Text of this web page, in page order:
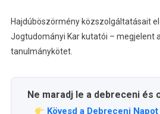
Hajdúböszörmény közszolgáltatásait
Jogtudományi Kar kutatói – megjelent
tanulmánykötet.
Ne maradj le a debreceni és
Kövesd a Debreceni